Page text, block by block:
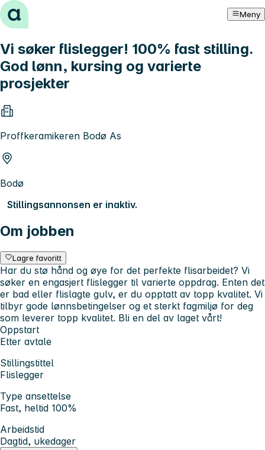
Hopp til innhold Meny
Vi søker flislegger! 100% fast stilling.
God lønn, kursing og varierte
prosjekter
Proffkeramikeren Bodø As
Bodø
Stillingsannonsen er inaktiv.
Om jobben
Lagre favoritt
Har du stø hånd og øye for det perfekte flisarbeidet? Vi
søker en engasjert flislegger til varierte oppdrag. Enten det
er bad eller flislagte gulv, er du opptatt av topp kvalitet. Vi
tilbyr gode lønnsbetingelser og et sterkt fagmiljø for deg
som leverer topp kvalitet. Bli en del av laget vårt!
Oppstart
Etter avtale
Stillingstittel
Flislegger
Type ansettelse
Fast, heltid 100%
Arbeidstid
Dagtid, ukedager